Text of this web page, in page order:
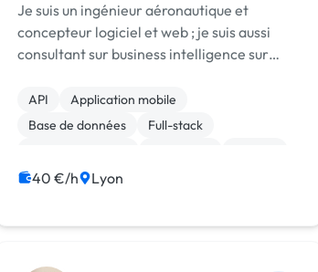
Je suis un ingénieur aéronautique et
concepteur logiciel et web ; je suis aussi
consultant sur business intelligence sur
full stack. Je dispose une expérience ce
domaine et je suis prêt à mettre mes com...
API
Application mobile
Base de données
Full-stack
MySQL
PHP
40 €/h Lyon